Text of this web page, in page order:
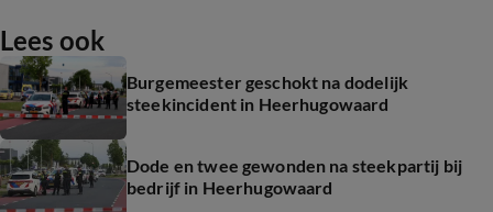
Lees ook
Burgemeester geschokt na dodelijk
steekincident in Heerhugowaard
Dode en twee gewonden na steekpartij bij
bedrijf in Heerhugowaard